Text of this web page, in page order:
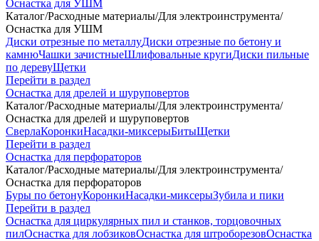
Оснастка для УШМ
Каталог/Расходные материалы/Для электроинструмента/
Оснастка для УШМ
Диски отрезные по металлуДиски отрезные по бетону и
камнюЧашки зачистныеШлифовальные кругиДиски пильные
по деревуЩетки
Перейти в раздел
Оснастка для дрелей и шуруповертов
Каталог/Расходные материалы/Для электроинструмента/
Оснастка для дрелей и шуруповертов
СверлаКоронкиНасадки-миксерыБитыЩетки
Перейти в раздел
Оснастка для перфораторов
Каталог/Расходные материалы/Для электроинструмента/
Оснастка для перфораторов
Буры по бетонуКоронкиНасадки-миксерыЗубила и пики
Перейти в раздел
Оснастка для циркулярных пил и станков, торцовочных
пилОснастка для лобзиковОснастка для штроборезовОснастка